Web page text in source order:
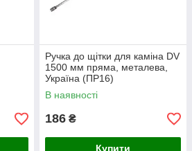
Ручка до щітки для каміна DV
1500 мм пряма, металева,
Україна (ПР16)
В наявності
186 ₴
Купити